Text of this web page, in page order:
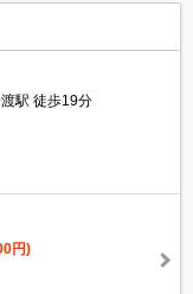
駅 徒歩19分
円)